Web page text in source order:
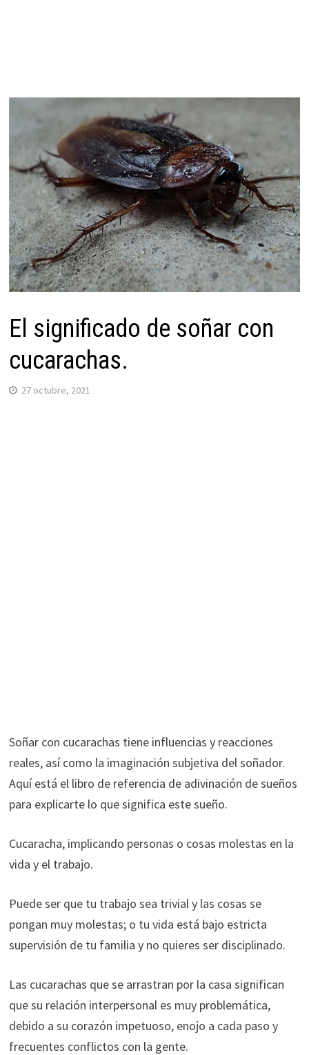
El significado de soñar con
cucarachas.
27 octubre, 2021
Soñar con cucarachas tiene influencias y reacciones
reales, así como la imaginación subjetiva del soñador.
Aquí está el libro de referencia de adivinación de sueños
para explicarte lo que significa este sueño.
Cucaracha, implicando personas o cosas molestas en la
vida y el trabajo.
Puede ser que tu trabajo sea trivial y las cosas se
pongan muy molestas; o tu vida está bajo estricta
supervisión de tu familia y no quieres ser disciplinado.
Las cucarachas que se arrastran por la casa significan
que su relación interpersonal es muy problemática,
debido a su corazón impetuoso, enojo a cada paso y
frecuentes conflictos con la gente.